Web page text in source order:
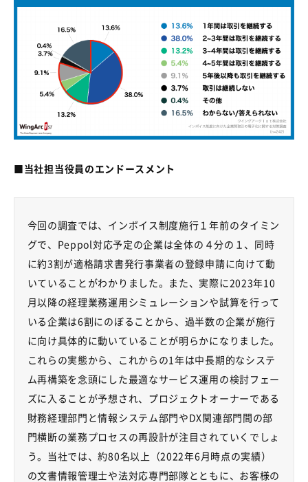
■当社担当役員のエンドースメント
今回の調査では、インボイス制度施行１年前のタイミン
グで、 Peppol対応予定の企業は全体の４分の１、同時
に約3割が適格請求書発行事業者の登録申請に向けて動
いていることがわかりました。また、実際に2023年10
月以降の経理業務運用シミュレーションや試算を行って
いる企業は6割にのぼることから、過半数の企業が施行
に向け具体的に動いていることが明らかになりました。
これらの実態から、これからの1年は中長期的なシステ
ム再構築を念頭にした最適なサービス運用の検討フェー
ズに入ることが予想され、プロジェクトオーナーである
財務経理部門と情報システム部門やDX関連部門間の部
門横断の業務プロセスの再設計が注目されていくでしょ
う。当社では、約80名以上（2022年6月時点の実績）
の文書情報管理士や法対応専門部隊とともに、お客様の